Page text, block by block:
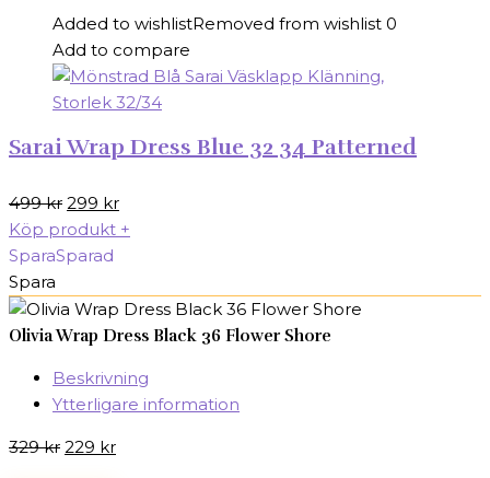
Added to wishlistRemoved from wishlist 0
Add to compare
Sarai Wrap Dress Blue 32 34 Patterned
499kr Det
ursprungliga
priset
499 kr.
299 krDet
nuvarande
299 kr.
Köp produkt +
SparaSparad
Spara
Olivia Wrap Dress Black 36 Flower Shore
Beskrivning
Ytterligare information
329kr Det
229 krDet